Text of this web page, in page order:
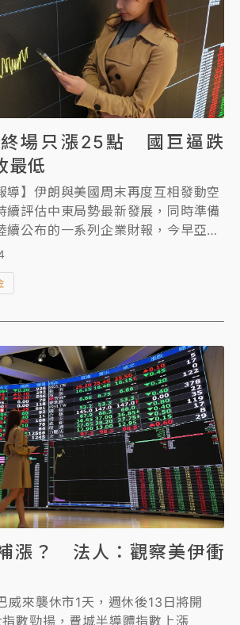
終場只漲25點 國巨逼跌
最低
導】伊朗與美國周末再度互相發動空
續評估中東局勢最新發展，同時準備
續公布的一系列企業財報，今早亞洲
貨走低，道瓊工業指數期貨下跌135
指數期貨下跌0.3%；那斯達克
。
漲？ 法人：觀察美伊衝
威來襲休市1天，週休後13日將開
數勁揚，費城半導體指數上漲